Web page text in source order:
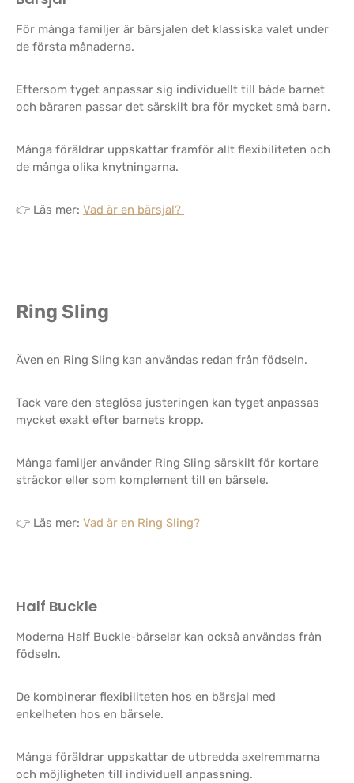
För många familjer är bärsjalen det klassiska valet under
de första månaderna.
Eftersom tyget anpassar sig individuellt till både barnet
och bäraren passar det särskilt bra för mycket små barn.
Många föräldrar uppskattar framför allt flexibiliteten och
de många olika knytningarna.
👉 Läs mer: Vad är en bärsjal?
Ring Sling
Även en Ring Sling kan användas redan från födseln.
Tack vare den steglösa justeringen kan tyget anpassas
mycket exakt efter barnets kropp.
Många familjer använder Ring Sling särskilt för kortare
sträckor eller som komplement till en bärsele.
👉 Läs mer: Vad är en Ring Sling?
Half Buckle
Moderna Half Buckle-bärselar kan också användas från
födseln.
De kombinerar flexibiliteten hos en bärsjal med
enkelheten hos en bärsele.
Många föräldrar uppskattar de utbredda axelremmarna
och möjligheten till individuell anpassning.